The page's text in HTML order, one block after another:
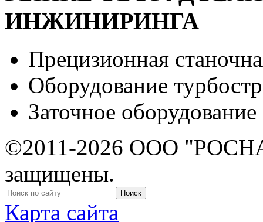
ИНЖИНИРИНГА
Прецизионная
Оборудование
Заточное оборудование
©2011-2026 ООО
защищены.
Карта сайта